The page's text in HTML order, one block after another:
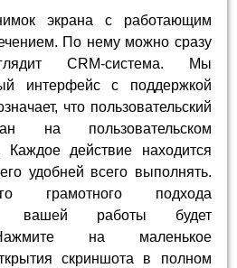
экрана с работающим
По нему можно сразу
CRM-система. Мы
интерфейс с поддержкой
что пользовательский
на пользовательском
Каждое действие находится
удобней всего выполнять.
грамотного подхода
вашей работы будет
на маленькое
скриншота в полном